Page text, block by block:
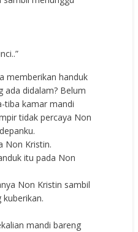
memberikan handuk
ada didalam? Belum
tiba kamar mandi
tidak percaya Non
Non Kristin.
itu pada Non
Non Kristin sambil
mandi bareng